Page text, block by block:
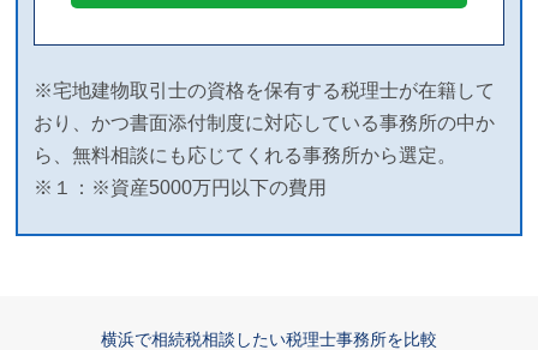
※宅地建物取引士の資格を保有する税理士が在籍して
おり、かつ書面添付制度に対応している事務所の中か
ら、無料相談にも応じてくれる事務所から選定。
※１：※資産5000万円以下の費用
横浜で相続税相談したい税理士事務所を比較